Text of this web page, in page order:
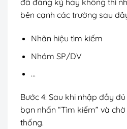
đã đăng ký hay không thì
bên cạnh các trường sau
Nhãn hiệu tìm kiếm
Nhóm SP/DV
…
Bước 4: Sau khi nhập đầy
bạn nhấn “Tìm kiếm” và
thống.